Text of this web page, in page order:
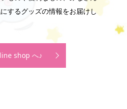
するグッズの情報をお届けし
shop へ♪